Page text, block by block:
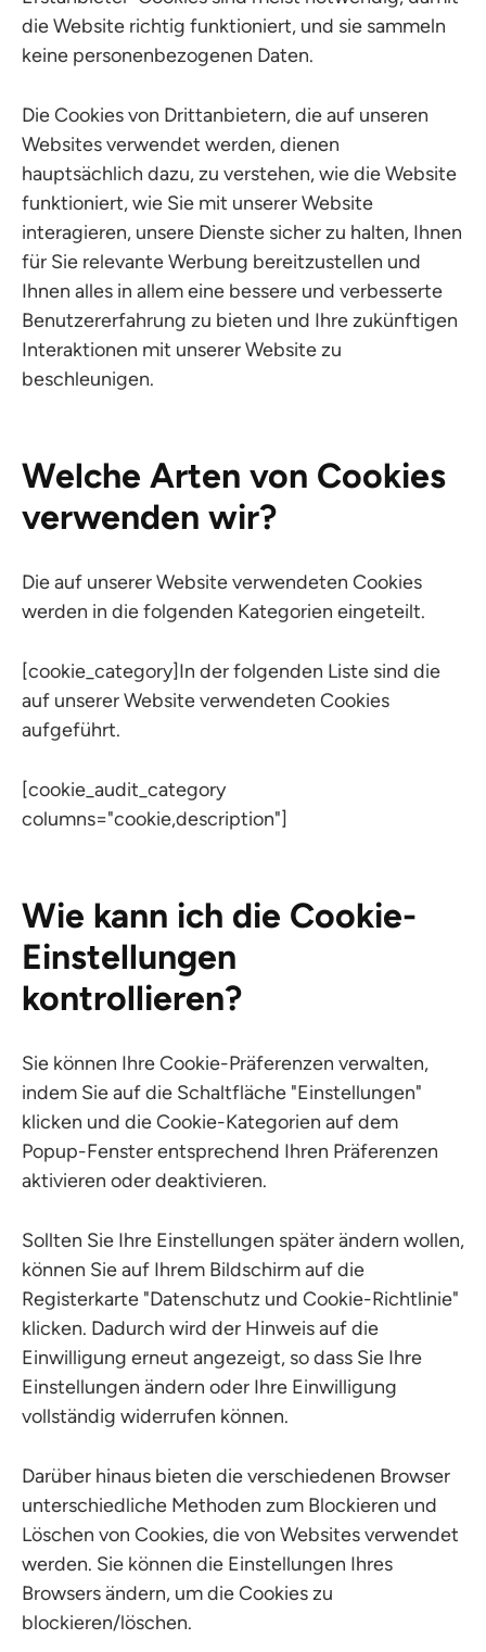
die Website richtig funktioniert, und sie sammeln
keine personenbezogenen Daten.
Die Cookies von Drittanbietern, die auf unseren
Websites verwendet werden, dienen
hauptsächlich dazu, zu verstehen, wie die Website
funktioniert, wie Sie mit unserer Website
interagieren, unsere Dienste sicher zu halten, Ihnen
für Sie relevante Werbung bereitzustellen und
Ihnen alles in allem eine bessere und verbesserte
Benutzererfahrung zu bieten und Ihre zukünftigen
Interaktionen mit unserer Website zu
beschleunigen.
Welche Arten von Cookies
verwenden wir?
Die auf unserer Website verwendeten Cookies
werden in die folgenden Kategorien eingeteilt.
[cookie_category]In der folgenden Liste sind die
auf unserer Website verwendeten Cookies
aufgeführt.
[cookie_audit_category
columns="cookie,description"]
Wie kann ich die Cookie-
Einstellungen
kontrollieren?
Sie können Ihre Cookie-Präferenzen verwalten,
indem Sie auf die Schaltfläche "Einstellungen"
klicken und die Cookie-Kategorien auf dem
Popup-Fenster entsprechend Ihren Präferenzen
aktivieren oder deaktivieren.
Sollten Sie Ihre Einstellungen später ändern wollen,
können Sie auf Ihrem Bildschirm auf die
Registerkarte "Datenschutz und Cookie-Richtlinie"
klicken. Dadurch wird der Hinweis auf die
Einwilligung erneut angezeigt, so dass Sie Ihre
Einstellungen ändern oder Ihre Einwilligung
vollständig widerrufen können.
Darüber hinaus bieten die verschiedenen Browser
unterschiedliche Methoden zum Blockieren und
Löschen von Cookies, die von Websites verwendet
werden. Sie können die Einstellungen Ihres
Browsers ändern, um die Cookies zu
blockieren/löschen.